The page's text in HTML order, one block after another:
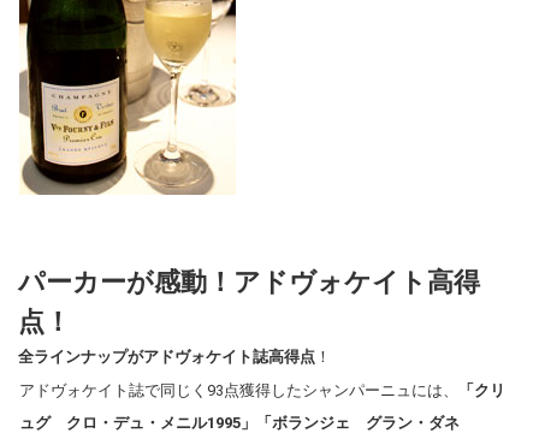
パーカーが感動！ アドヴォケイト高得
点！
全ラインナップがアドヴォケイト誌高得点 ！
アドヴォケイト誌で同じく93点獲得したシャンパーニュには、
「クリ
ュグ クロ・デュ・メニル1995」「ボランジェ グラン・ダネ